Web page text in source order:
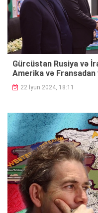
Gürcüstan Rusiya və
Amerika və Fransadan
22 İyun 2024, 18:11